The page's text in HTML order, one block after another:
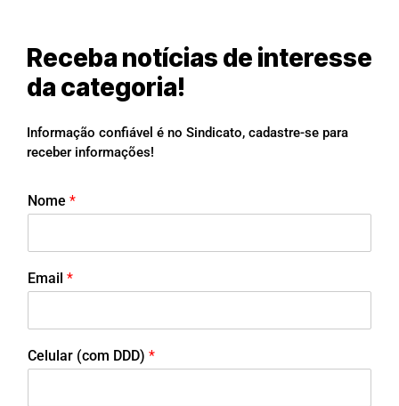
Receba notícias de interesse
da categoria!
Informação confiável é no Sindicato, cadastre-se para
receber informações!
Nome *
Email *
Celular (com DDD) *